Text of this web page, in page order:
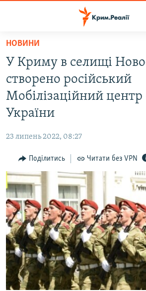
Перейти
основного
матеріалу
Перейти
до
основної
Перейти
пошуку
ВОДА.КРИМ
ВІДЕО ТА ФОТО
ПОЛІТИКА
ІНТЕРВ'Ю
ВСЕ ЗА ДЕНЬ
СПЕЦПРОЕКТИ
ДЕПОРТАЦІЯ
ВІДЕОУРОКИ «ELIFBE»
СВІДЧЕННЯ ОКУПАЦІЇ
УКРАЇНСЬКА ПРОБЛЕМА КРИМУ
ІНФОГРАФІКА
ЯК ОБІЙТИ БЛОКУВАННЯ
Русский
Qırımtatar
ДОЛУЧАЙСЯ!
НОВИНИ
У Криму в селищі
створено російський
Мобілізаційний
України
23 липень 2022, 08:27
Поділитись Читати без VPN